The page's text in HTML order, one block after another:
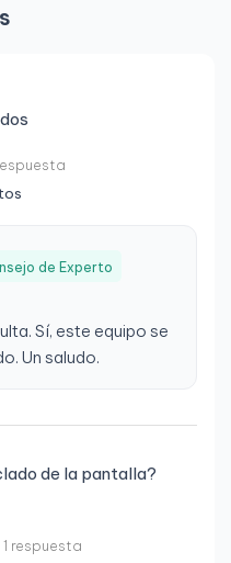
de Experto
Sí, este equipo se
Un saludo.
de la pantalla?
1 respuesta